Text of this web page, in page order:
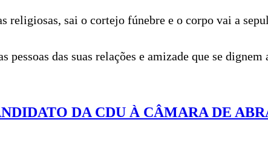
religiosas, sai o cortejo fúnebre e o corpo vai a
pessoas das suas relações e amizade que se
DA CDU À CÂMARA DE